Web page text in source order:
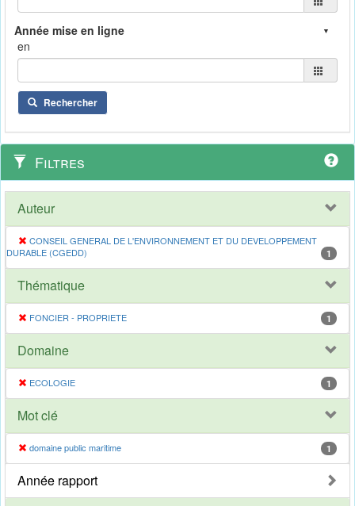
en
Rechercher
Filtres
Auteur
CONSEIL GENERAL DE L'ENVIRONNEMENT ET DU DEVELOPPEMENT
DURABLE (CGEDD)
1
Thématique
FONCIER - PROPRIETE 1
Domaine
ECOLOGIE 1
Mot clé
domaine public maritime 1
Année rapport